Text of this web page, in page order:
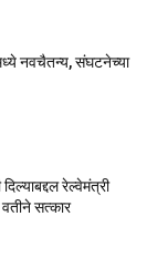
नवचैतन्य, संघटनेच्या
रेल्वेमंत्री
वतीने सत्कार